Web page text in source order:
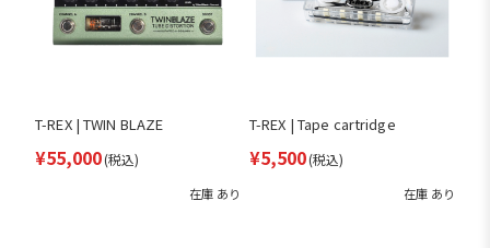
T-REX | TWIN BLAZE
¥55,000(税込)
在庫 あり
T-REX | Tape cartridge
¥5,500(税込)
在庫 あり